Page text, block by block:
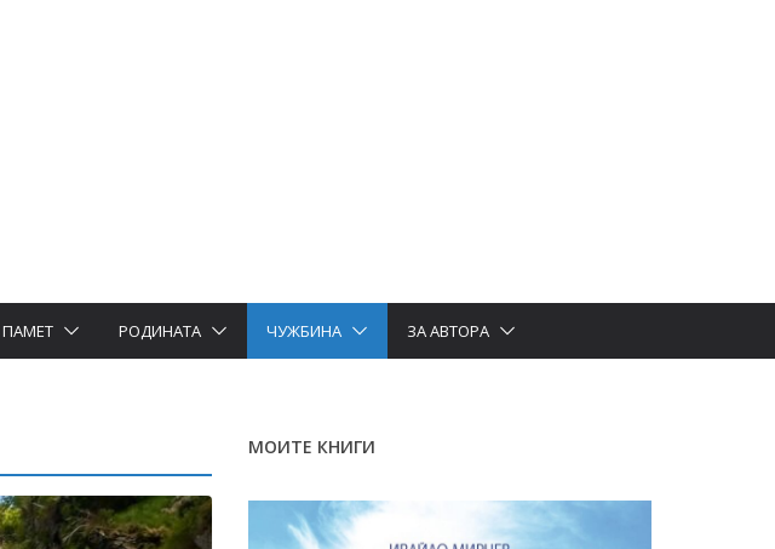
ПАМЕТ РОДИНАТА ЧУЖБИНА ЗА АВТОРА
МОИТЕ КНИГИ